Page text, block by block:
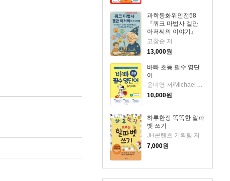
과학동화위인전58
『쿼크 마법사 겔만
아저씨의 이야기』
The Story of Mr. Gell-
Mann, the Quark
Wizard
고창순 저
13,000원
바빠 초등 필수 영단
어
윤미영 저/Michael A. Putlack 감수
10,000원
하루한장 똑똑한 알파
벳 쓰기
JH콘텐츠 기획팀 저
7,000원